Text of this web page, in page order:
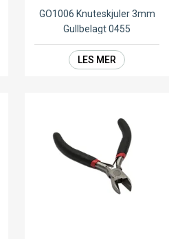
GO1006 Knuteskjuler 3mm
Gullbelagt 0455
LES MER